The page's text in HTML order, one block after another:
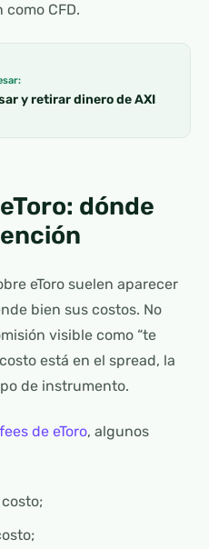
CFD.
y retirar dinero de AXI
dónde
eToro suelen aparecer
bien sus costos. No
visible como “te
está en el spread, la
de instrumento.
fees de eToro, algunos